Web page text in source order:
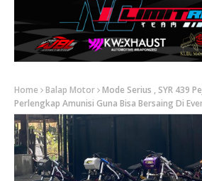
Home Balap Motor Mode Serius , SYR 439
Perlengkap Amunisi Guna Bisa Bersaing Di